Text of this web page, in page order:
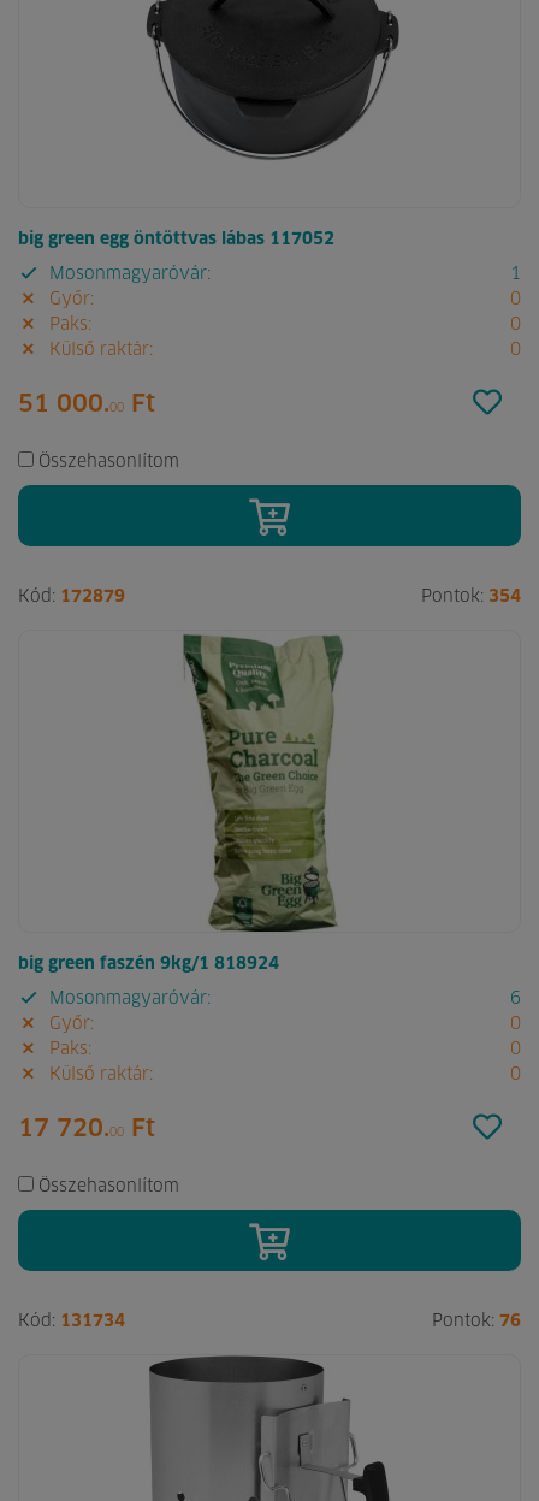
big green egg öntöttvas lábas 117052
Mosonmagyaróvár:
1
Győr:
0
Paks:
0
Külső raktár:
0
51 000.00 Ft
Összehasonlítom
Kód: 172879 Pontok: 354
big green faszén 9kg/1 818924
Mosonmagyaróvár:
6
Győr:
0
Paks:
0
Külső raktár:
0
17 720.00 Ft
Összehasonlítom
Kód: 131734 Pontok: 76